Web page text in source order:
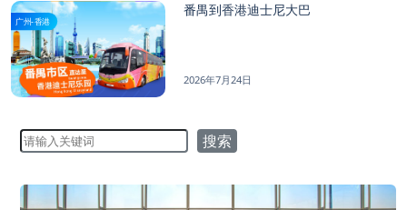
广州-香港
番禺到香港迪士尼大巴
2026年7月24日
搜索